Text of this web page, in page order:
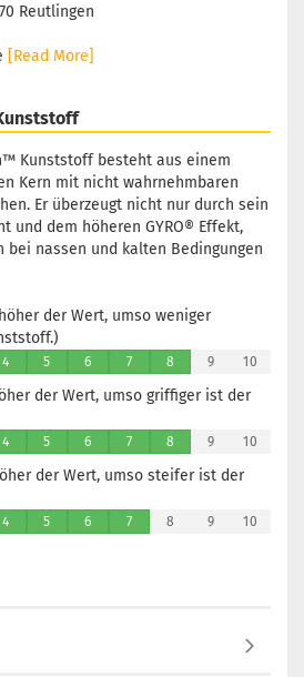
Gewicht:
Farbton:
Lila/Violett
1
Lieferzeit:
Farbton:
Lieferzeit:
Farbton:
Rosa/Pink
Reutlingen
[Read More]
Kunststoff besteht aus einem
Kern mit nicht wahrnehmbaren
Er überzeugt nicht nur durch sein
und dem höheren GYRO® Effekt,
bei nassen und kalten Bedingungen
der Wert, umso weniger
4 5 6 7 8 9 10
der Wert, umso griffiger ist der
4 5 6 7 8 9 10
der Wert, umso steifer ist der
4 5 6 7 8 9 10